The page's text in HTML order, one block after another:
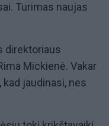
Turimas naujas
direktoriaus
Mickienė. Vakar
kad jaudinasi, nes